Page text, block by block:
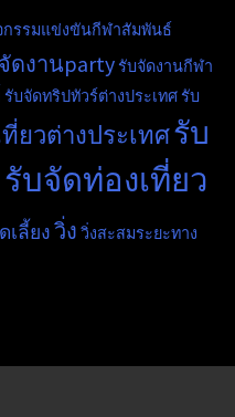
กรรมแข่งขันกีฬาสัมพันธ์
ดงานpartyรับจัดงานกีฬา
รับจัดทริปทัวร์ต่างประเทศรับ
ยวต่างประเทศรับ
รับจัดท่องเที่ยว
เลี้ยงวิ่ง วิ่งสะสมระยะทาง